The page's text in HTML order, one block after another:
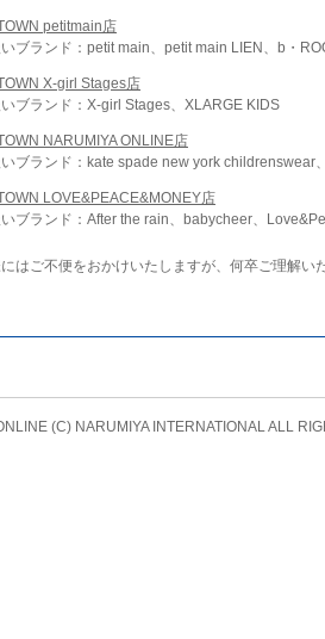
petitmain店
ブランド：petit main、petit main LIEN、b・
X-girl Stages店
ブランド：X-girl Stages、XLARGE KIDS
NARUMIYA ONLINE店
ブランド：kate spade new york
LOVE&PEACE&MONEY店
ブランド：After the rain、babycheer、
はご不便をおかけいたしますが、何卒ご理解い